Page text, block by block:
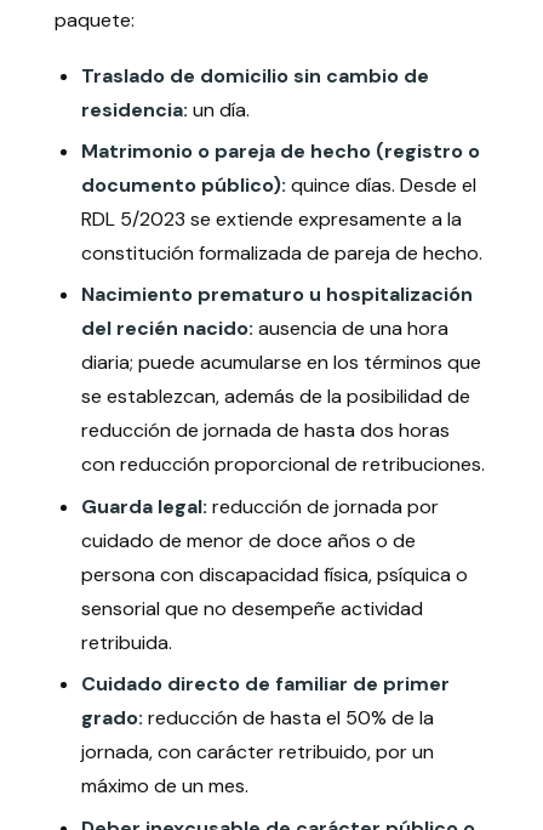
paquete:
Traslado de domicilio sin cambio de
residencia: un día.
Matrimonio o pareja de hecho (registro o
documento público): quince días. Desde el
RDL 5/2023 se extiende expresamente a la
constitución formalizada de pareja de hecho.
Nacimiento prematuro u hospitalización
del recién nacido: ausencia de una hora
diaria; puede acumularse en los términos que
se establezcan, además de la posibilidad de
reducción de jornada de hasta dos horas
con reducción proporcional de retribuciones.
Guarda legal: reducción de jornada por
cuidado de menor de doce años o de
persona con discapacidad física, psíquica o
sensorial que no desempeñe actividad
retribuida.
Cuidado directo de familiar de primer
grado: reducción de hasta el 50% de la
jornada, con carácter retribuido, por un
máximo de un mes.